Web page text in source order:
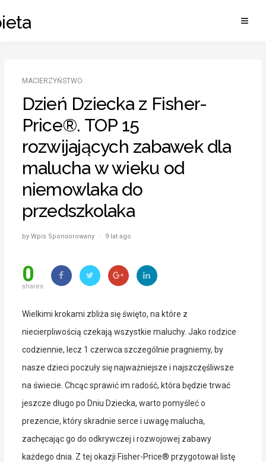
to
MACIERZYŃSTWO
Dzień Dziecka z Fisher-
Price®. TOP 15
rozwijających zabawek dla
malucha w wieku od
niemowlaka do
przedszkolaka
by Wpis Sponsorowany · 9 lat ago
0
shares
Wielkimi krokami zbliża się święto, na które z
niecierpliwością czekają wszystkie maluchy. Jako rodzice
codziennie, lecz 1 czerwca szczególnie pragniemy, by
nasze dzieci poczuły się najważniejsze i najszczęśliwsze
na świecie. Chcąc sprawić im radość, która będzie trwać
jeszcze długo po Dniu Dziecka, warto pomyśleć o
prezencie, który skradnie serce i uwagę malucha,
zachęcając go do odkrywczej i rozwojowej zabawy
każdego dnia. Z tej okazji Fisher-Price® przygotował listę